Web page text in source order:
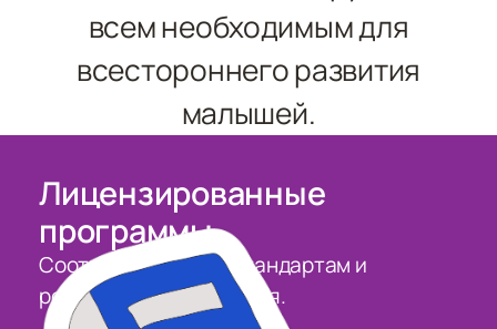
всем необходимым для
всестороннего развития
малышей.
Лицензированные
программы
Соответствуют госстандартам и
регулярно обновляются.